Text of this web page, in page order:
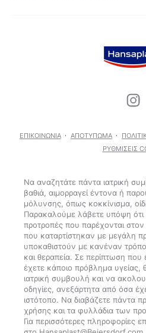
ΕΠΙΚΟΙΝΩΝΊΑ ΑΠΟΤΎΠΩΜΑ
ΡΥΘΜΊΣΕΙΣ
Να αναζητάτε πάντα ιατρική
βαθιά, αιμορραγεί έντονα ή
μόλυνσης, όπως κοκκίνισμα,
Παρακαλούμε λάβετε υπόψη ότι
προτροπές που παρέχονται
που καταρτίστηκαν με μεγάλη
υποκαθιστούν με κανέναν
και θεραπεία. Σε περίπτωση
έχετε κάποιο πρόβλημα υγείας,
ιατρική συμβουλή και να
οδηγίες, ανεξάρτητα από όσα
ιστότοπο. Να διαβάζετε πάντα
χρήσης και τα φυλλάδια των
Για περισσότερες πληροφορίες